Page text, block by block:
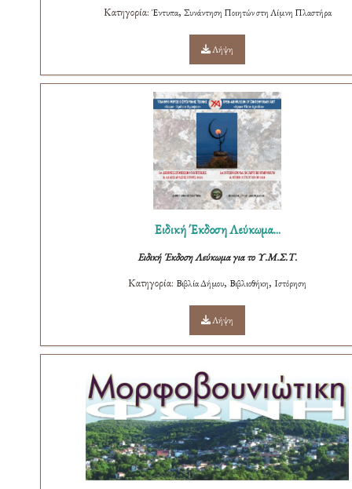
Κατηγορία: Έντυπα, Συνάντηση Ποιητών στη Λίμνη Πλαστήρα
Λήψη
Ειδική Έκδοση Λεύκωμα...
Ειδική Έκδοση Λεύκωμα για το Υ.Μ.Σ.Τ.
Κατηγορία: Βιβλία Δήμου, Βιβλιοθήκη, Ιστόρηση
Λήψη